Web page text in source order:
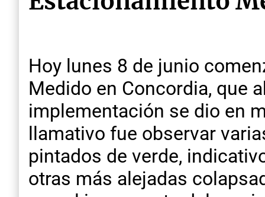
Hoy lunes 8 de junio
Medido en Concordia, que
implementación se dio en
llamativo fue observar
pintados de verde,
otras más alejadas